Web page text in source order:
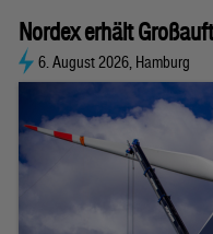
Nordex erhält
6. August 2026, Hamburg